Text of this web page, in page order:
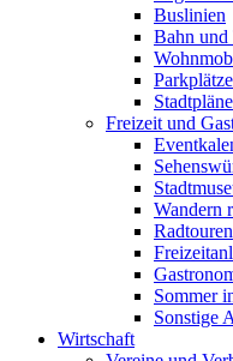
Buslinien
Bahn und
Freizeit und
Wandern
Radtouren
Sommer
Sonstige
Wirtschaft